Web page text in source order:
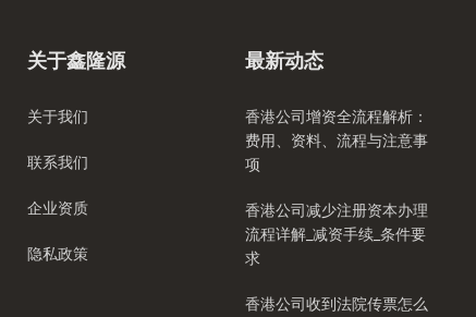
关于鑫隆源
关于我们
联系我们
企业资质
隐私政策
最新动态
香港公司增资全流程解析：
费用、资料、流程与注意事
项
香港公司减少注册资本办理
流程详解_减资手续_条件要
求
香港公司收到法院传票怎么